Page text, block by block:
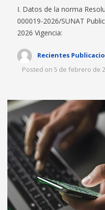
I. Datos de la norma
000019-2026/SUNAT
2026 Vigencia:
Recientes
Posted on 5 de febrero de